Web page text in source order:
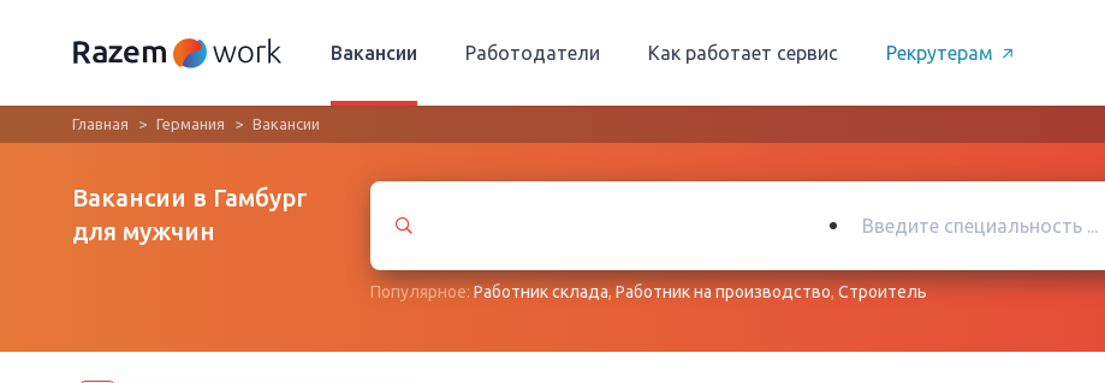
Вакансии Работодатели Как работает сервис Рекрутерам
Главная Германия Вакансии
Вакансии в Гамбург
для мужчин
Популярное:Работник склада,Работник на производство,Строитель